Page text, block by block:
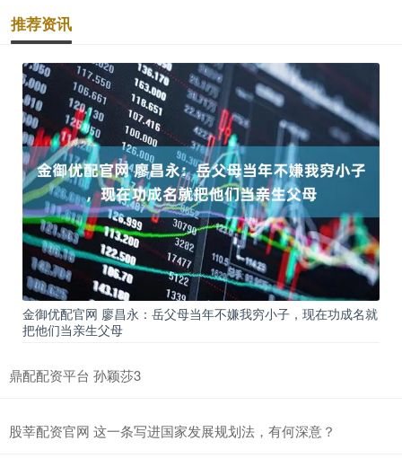
推荐资讯
金御优配官网 廖昌永：岳父母当年不嫌我穷小子，现在功成名就
把他们当亲生父母
鼎配配资平台 孙颖莎3
股莘配资官网 这一条写进国家发展规划法，有何深意？